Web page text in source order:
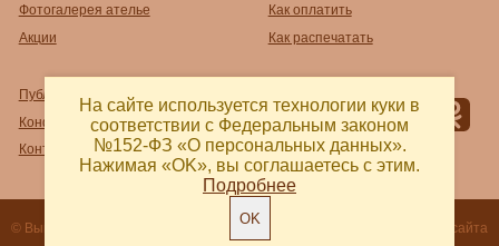
Фотогалерея ателье
Акции
Как оплатить
Как распечатать
Публичный договор-оферта
Конфиденциальность
Контакты и реквизиты
© Выкройка 2018 - 2026 Разработка сайта
На сайте используется технологии куки в
соответствии с Федеральным законом
№152-ФЗ «О персональных данных».
Нажимая «OK», вы соглашаетесь с этим.
Подробнее
OK